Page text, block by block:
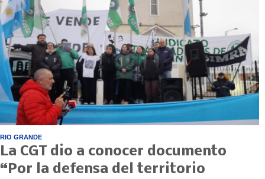
RIO GRANDE
La CGT dio a conocer documento
“Por la defensa del territorio